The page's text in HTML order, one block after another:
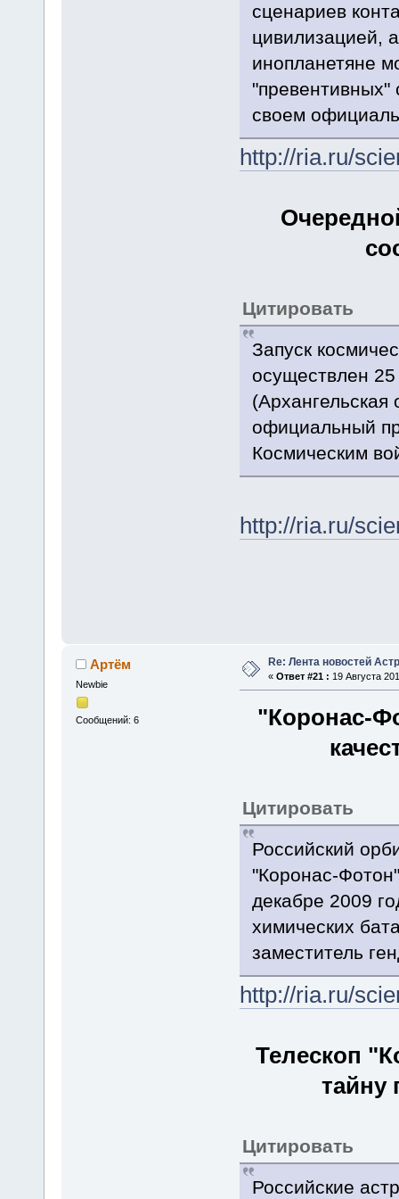
сценариев
цивилизацией,
инопланетяне
"превентивных"
своем
http://ria.ru/
Цитировать
Запуск
осуществлен 25
официальный
Космическим
http://ria.ru/
Артём
Newbie
Сообщений: 6
Re: Лента новостей
« Ответ #21 : 19 Августа
"Коронас-
Цитировать
Российский
"Коронас-
декабре 2009
химических
заместитель
http://ria.ru/
Телескоп
тайну
Цитировать
Российские